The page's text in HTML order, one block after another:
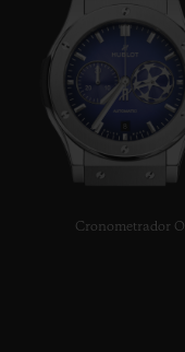
Cronometrador